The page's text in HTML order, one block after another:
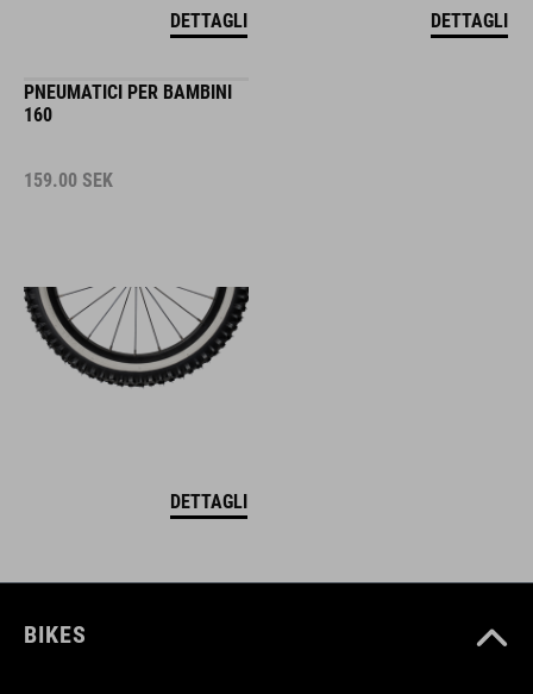
DETTAGLI DETTAGLI
PNEUMATICI PER BAMBINI
160
159.00 SEK
DETTAGLI
BIKES